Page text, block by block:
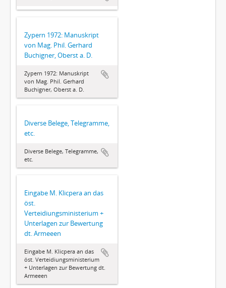
Zypern 1972: Manuskript
von Mag. Phil. Gerhard
Buchigner, Oberst a. D.
Zypern 1972: Manuskript
von Mag. Phil. Gerhard
Buchigner, Oberst a. D.
Diverse Belege, Telegramme,
etc.
Diverse Belege, Telegramme,
etc.
Eingabe M. Klicpera an das
öst.
Verteidiungsministerium +
Unterlagen zur Bewertung
dt. Armeeen
Eingabe M. Klicpera an das
öst. Verteidiungsministerium
+ Unterlagen zur Bewertung dt.
Armeeen